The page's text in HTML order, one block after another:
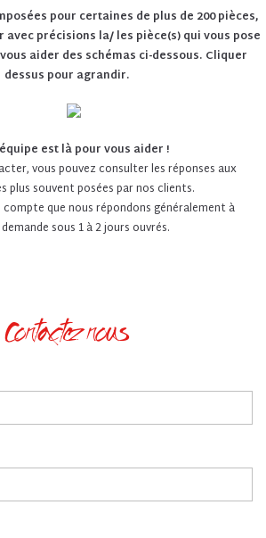
pour certaines de plus de 200 pièces,
précisions la/ les pièce(s) qui vous pose
aider des schémas ci-dessous. Cliquer
dessus pour agrandir.
est là pour vous aider !
vous pouvez consulter les réponses aux
plus souvent posées par nos clients.
que nous répondons généralement à
sous 1 à 2 jours ouvrés.
Contactez nous